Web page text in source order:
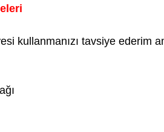
kullanmanızı tavsiye ederim